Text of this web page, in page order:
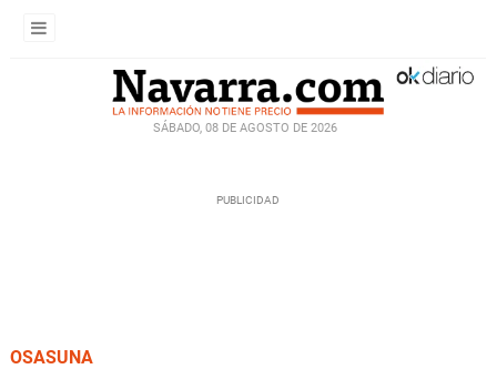
SÁBADO, 08 DE AGOSTO DE 2026
OSASUNA